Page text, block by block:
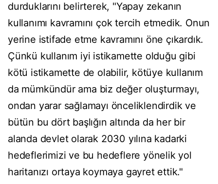
durduklarını belirterek, "Yapay zekanın
kullanımı kavramını çok tercih etmedik. Onun
yerine istifade etme kavramını öne çıkardık.
Çünkü kullanım iyi istikamette olduğu gibi
kötü istikamette de olabilir, kötüye kullanım
da mümkündür ama biz değer oluşturmayı,
ondan yarar sağlamayı önceliklendirdik ve
bütün bu dört başlığın altında da her bir
alanda devlet olarak 2030 yılına kadarki
hedeflerimizi ve bu hedeflere yönelik yol
haritanızı ortaya koymaya gayret ettik."